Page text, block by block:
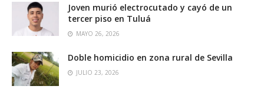
Joven murió electrocutado y cayó de un
tercer piso en Tuluá
MAYO 26, 2026
Doble homicidio en zona rural de Sevilla
JULIO 23, 2026